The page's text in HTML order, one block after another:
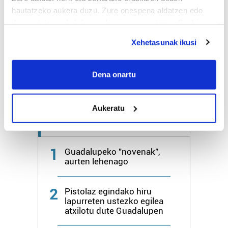
hautatzeko aukera duzu. Zure onespena aldatzen edo
If you allow, we would also like to:
Collect information about your geographical
meters
Identify your device by actively scanning it for
specific characteristics (fingerprinting)
Find out more about how your personal data is processed
and set your preferences in thedetails section
teknologia erabiliz, cookieak adibidez, iragarki eta eduki
pertsonalizatuak eskaintzeko, iragarkiak eta edukia
Xehetasunak ikusi
Dena onartu
Aukeratu
Bihar 27º 18º
Azken 7 egunetako irakurrienak
1
Guadalupeko "novenak",
aurten lehenago
2
Pistolaz egindako hiru
lapurreten ustezko egilea
atxilotu dute Guadalupen